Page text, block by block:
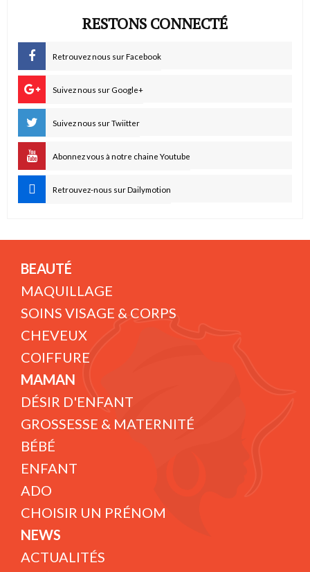
RESTONS CONNECTÉ
Retrouvez nous sur Facebook
Suivez nous sur Google+
Suivez nous sur Twiitter
Abonnez vous à notre chaine Youtube
Retrouvez-nous sur Dailymotion
BEAUTÉ
MAQUILLAGE
SOINS VISAGE & CORPS
CHEVEUX
COIFFURE
MAMAN
DÉSIR D'ENFANT
GROSSESSE & MATERNITÉ
BÉBÉ
ENFANT
ADO
CHOISIR UN PRÉNOM
NEWS
ACTUALITÉS